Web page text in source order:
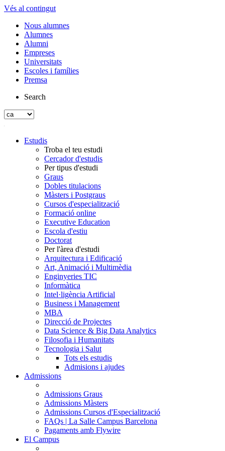
Vés al contingut
Nous alumnes
Alumnes
Alumni
Empreses
Universitats
Escoles i famílies
Premsa
Search
Estudis
Troba el teu estudi
Cercador d'estudis
Per tipus d'estudi
Graus
Dobles titulacions
Màsters i Postgraus
Cursos d'especialització
Formació online
Executive Education
Escola d'estiu
Doctorat
Per l'àrea d'estudi
Arquitectura i Edificació
Art, Animació i Multimèdia
Enginyeries TIC
Informàtica
Intel·ligència Artificial
Business i Management
MBA
Direcció de Projectes
Data Science & Big Data Analytics
Filosofia i Humanitats
Tecnologia i Salut
Tots els estudis
Admisions i ajudes
Admissions
Admissions Graus
Admissions Màsters
Admissions Cursos d'Especialització
FAQs | La Salle Campus Barcelona
Pagaments amb Flywire
El Campus